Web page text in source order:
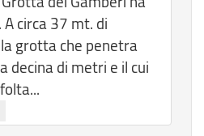
circa 37 mt. di
grotta che penetra
decina di metri e il cui